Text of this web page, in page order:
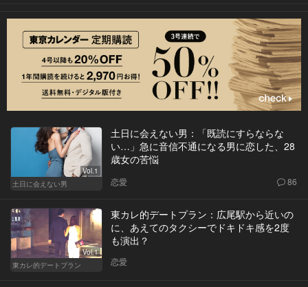
Vol.1
土日に会えない男
土日に会えない男：「既読にすらならな
い…」急に音信不通になる男に恋した、28
歳女の苦悩
恋愛 86
Vol.1
東カレ的デートプラン
東カレ的デートプラン：広尾駅から近いの
に、あえてのタクシーでドキドキ感を2度
も演出？
恋愛